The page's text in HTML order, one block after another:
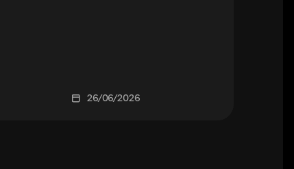
агентства
26/06/2026